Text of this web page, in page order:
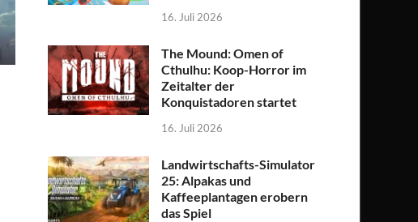
16. Juli 2026
The Mound: Omen of
Cthulhu: Koop-Horror im
Zeitalter der
Konquistadoren startet
16. Juli 2026
Landwirtschafts-Simulator
25: Alpakas und
Kaffeeplantagen erobern
das Spiel